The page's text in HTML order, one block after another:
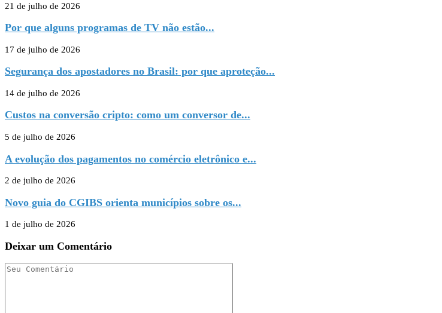
21 de julho de 2026
Por que alguns programas de TV não estão...
17 de julho de 2026
Segurança dos apostadores no Brasil: por que aproteção...
14 de julho de 2026
Custos na conversão cripto: como um conversor de...
5 de julho de 2026
A evolução dos pagamentos no comércio eletrônico e...
2 de julho de 2026
Novo guia do CGIBS orienta municípios sobre os...
1 de julho de 2026
Deixar um Comentário